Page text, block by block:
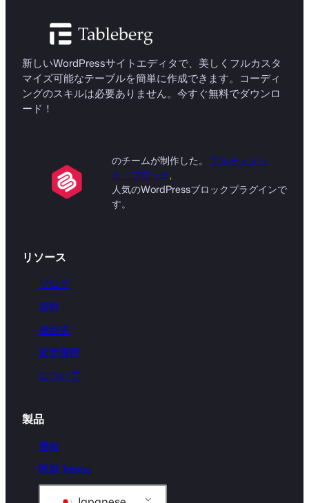
新しいWordPressサイトエディタで、美しくフルカスタ
マイズ可能なテーブルを簡単に作成できます。コーディ
ングのスキルは必要ありません。今すぐ無料でダウンロ
ード！
のチームが制作した。 アルティメッ
ト・ブロック,
人気のWordPressブロックプラグインで
す。
リソース
ブログ
資料
連絡先
変更履歴
について
製品
価格
既製 Tables